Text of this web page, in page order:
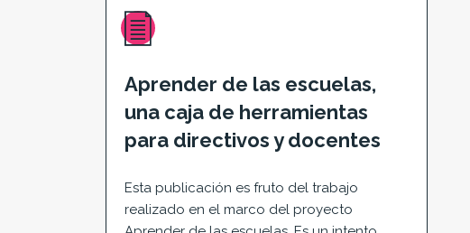
Aprender de las escuelas,
una caja de herramientas
para directivos y docentes
Esta publicación es fruto del trabajo
realizado en el marco del proyecto